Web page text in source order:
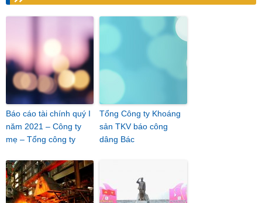
Báo cáo tài chính quý I
năm 2021 – Công ty
mẹ – Tổng công ty
Tổng Công ty Khoáng
sản TKV báo công
dâng Bác